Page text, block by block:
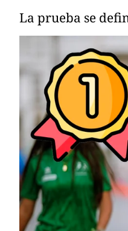
La prueba se